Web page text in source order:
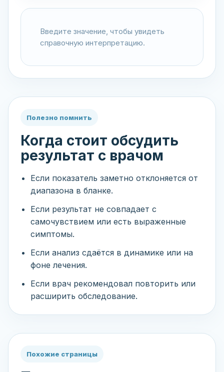
Введите значение, чтобы увидеть
справочную интерпретацию.
Полезно помнить
Когда стоит обсудить
результат с врачом
Если показатель заметно отклоняется от
диапазона в бланке.
Если результат не совпадает с
самочувствием или есть выраженные
симптомы.
Если анализ сдаётся в динамике или на
фоне лечения.
Если врач рекомендовал повторить или
расширить обследование.
Похожие страницы